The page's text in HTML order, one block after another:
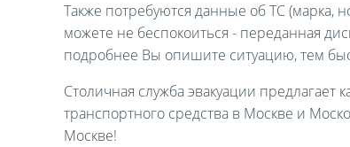
Также потребуются данные об ТС (марка,
можете не беспокоиться - переданная
подробнее Вы опишите ситуацию, тем
Столичная служба эвакуации
транспортного средства в Москве и
Москве!